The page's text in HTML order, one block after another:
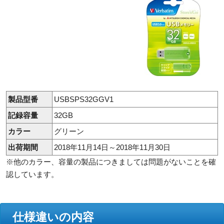
製品型番
USBSPS32GGV1
記録容量
32GB
カラー
グリーン
出荷期間
2018年11月14日～2018年11月30日
※他のカラー、容量の製品につきましては問題がないことを確
認しています。
仕様違いの内容